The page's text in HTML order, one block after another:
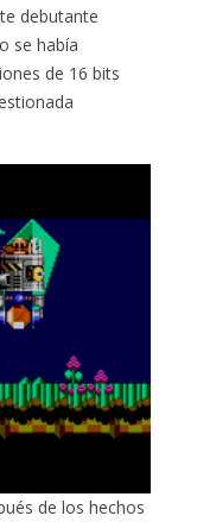
debutante
se había
de 16 bits
de los hechos